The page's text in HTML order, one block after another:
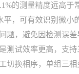
的测量精度远高于
平，可有效识别微小
题，避免因检测误
测试效率更高，支
切换相序，单组三